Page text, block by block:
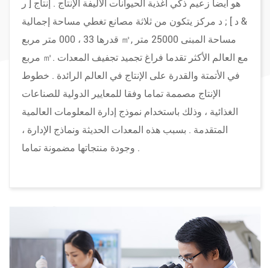
هو أيضا زعيم ذكي أغذية الحيوانات الأليفة الإنتاج . إنتاج [ ر
& د ] ; د مركز يتكون من ثلاثة مصانع تغطي مساحة إجمالية
قدرها 33 ، 000 متر مربع ㎡, مساحة المبنى 25000 متر
مربع ㎡. مع العالم الأكثر تقدما فراغ تجميد تجفيف المعدات
في الأتمتة والقدرة على الإنتاج في العالم الرائدة . خطوط
الإنتاج مصممة تماما وفقا للمعايير الدولية للصناعات
الغذائية ، وذلك باستخدام نموذج إدارة المعلومات العالمية
المتقدمة . بسبب هذه المعدات الحديثة ونماذج الإدارة ،
وجودة منتجاتها مضمونة تماما .